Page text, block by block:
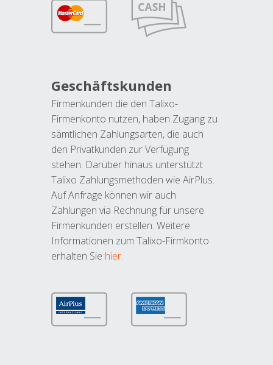
Geschäftskunden
Firmenkunden die den Talixo-
Firmenkonto nutzen, haben Zugang zu
sämtlichen Zahlungsarten, die auch
den Privatkunden zur Verfügung
stehen. Darüber hinaus unterstützt
Talixo Zahlungsmethoden wie AirPlus.
Auf Anfrage können wir auch
Zahlungen via Rechnung für unsere
Firmenkunden erstellen. Weitere
Informationen zum Talixo-Firmkonto
erhalten Sie hier.